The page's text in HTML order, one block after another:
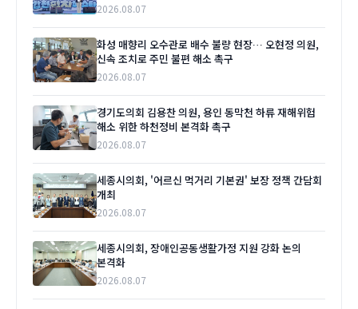
2026.08.07
화성 매향리 오수관로 배수 불량 현장… 오현정 의원,
신속 조치로 주민 불편 해소 촉구
2026.08.07
경기도의회 김용찬 의원, 용인 동막천 하류 재해위험
해소 위한 하천정비 본격화 촉구
2026.08.07
세종시의회, '어르신 먹거리 기본권' 보장 정책 간담회
개최
2026.08.07
세종시의회, 장애인공동생활가정 지원 강화 논의
본격화
2026.08.07